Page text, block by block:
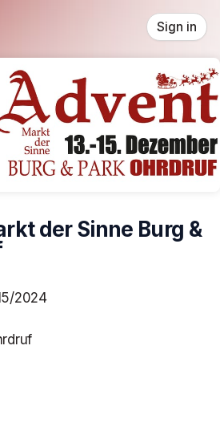
Sign in
der Sinne Burg &
2024